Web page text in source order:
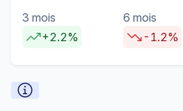
3 mois
+2.2%
6 mois
-1.2%